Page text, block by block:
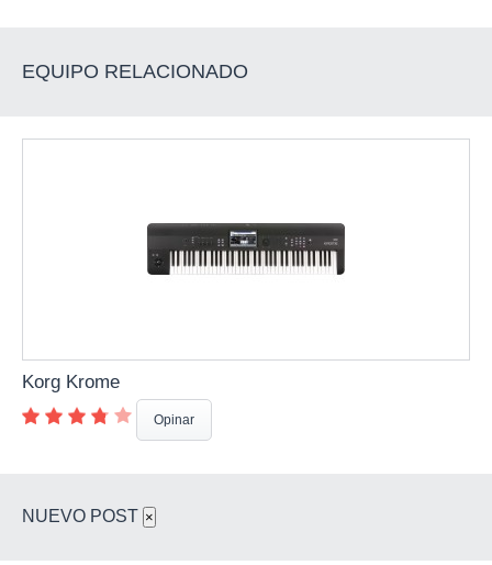
EQUIPO RELACIONADO
Korg Krome
Opinar
NUEVO POST ×